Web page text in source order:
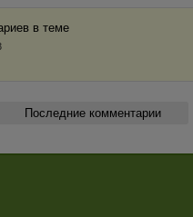
в темe
Последние комментарии